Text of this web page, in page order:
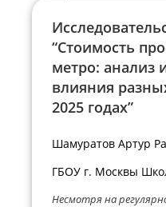
“Стоимость
метро: анализ
влияния
2025 годах”
Шамуратов Артур
ГБОУ г. Москвы
Несмотря на